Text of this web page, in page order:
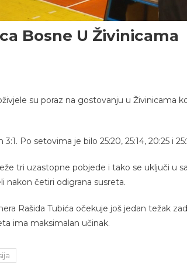
Bosne U Živinicama
su poraz na gostovanju u Živinicama
Po setovima je bilo 25:20, 25:14, 20:25 i
tri uzastopne pobjede i tako se uključi u
nakon četiri odigrana susreta.
Rašida Tubića očekuje još jedan težak
ima maksimalan učinak.